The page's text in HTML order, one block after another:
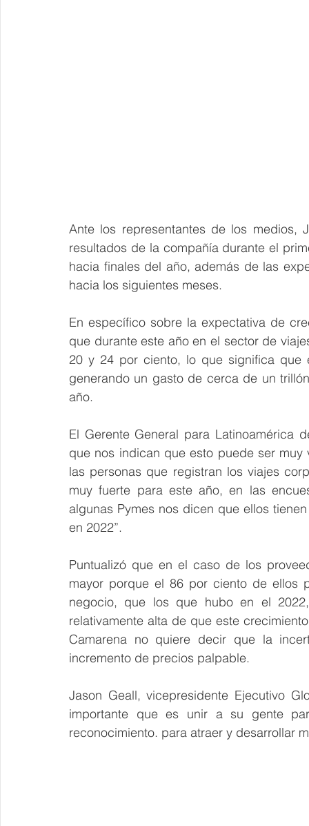
Ante los representantes de los medios,
resultados de la compañía durante el
hacia finales del año, además de las
hacia los siguientes meses.
En específico sobre la expectativa de
que durante este año en el sector de
20 y 24 por ciento, lo que significa que
generando un gasto de cerca de un
año.
El Gerente General para Latinoamérica
que nos indican que esto puede ser
las personas que registran los viajes
muy fuerte para este año, en las
algunas Pymes nos dicen que ellos
en 2022”.
Puntualizó que en el caso de los
mayor porque el 86 por ciento de ellos
negocio, que los que hubo en el
relativamente alta de que este
Camarena no quiere decir que la
incremento de precios palpable.
Jason Geall, vicepresidente Ejecutivo
importante que es unir a su gente
reconocimiento. para atraer y desarrollar